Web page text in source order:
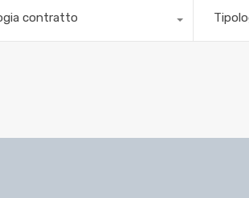
contratto